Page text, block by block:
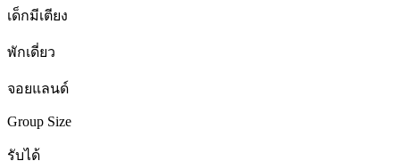
เด็กมีเตียง
พักเดี่ยว
จอยแลนด์
Group Size
รับได้